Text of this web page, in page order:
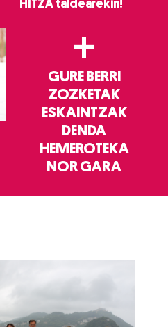
HITZA taldearekin!
+
GURE BERRI
ZOZKETAK
ESKAINTZAK
DENDA
HEMEROTEKA
NOR GARA